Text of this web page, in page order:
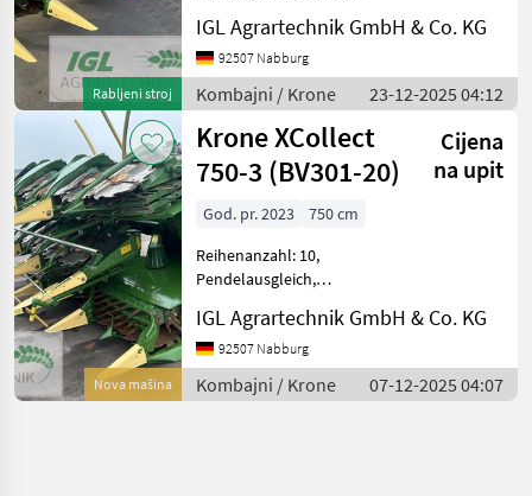
Rabljeni stroj
IGL Agrartechnik GmbH & Co. KG
92507 Nabburg
Kombajni / Krone 23-12-2025 04:12
Nova mašina
Krone XCollect
750-3 (BV301-20)
Cijena
na upit
God. pr. 2023
750 cm
Reihenanzahl: 10,
Pendelausgleich,
automatische
Schneidwerksführung
(Autocontour...) ________
Maiserntevorsatz mit
IGL Agrartechnik GmbH & Co. KG
92507 Nabburg
Kombajni / Krone 07-12-2025 04:07